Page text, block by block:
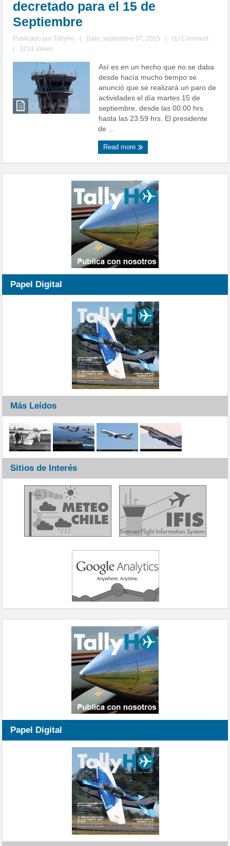
decretado para el 15 de
Septiembre
Publicado porTallyHo Date: septiembre 07, 2015
(1) Comment
3214 Views
Así es en un hecho que no se daba
desde hacía mucho tiempo se
anunció que se realizará un paro de
actividades el día martes 15 de
septiembre, desde las 00:00 hrs
hasta las 23:59 hrs. El presidente
de ...
Read more
Papel Digital
Más Leídos
Sitios de Interés
Papel Digital